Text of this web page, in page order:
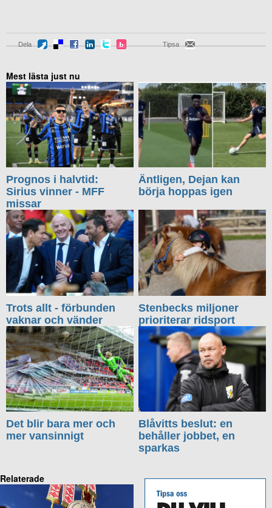
Dela Tipsa
Mest lästa just nu
Prognos i halvtid:
Sirius vinner - MFF
missar
Äntligen, Dejan kan
börja hoppas igen
Trots allt - förbunden
vaknar och vänder
Stenbecks miljoner
prioriterar ridsport
Det blir bara mer och
mer vansinnigt
Blåvitts beslut: en
behåller jobbet, en
sparkas
Relaterade